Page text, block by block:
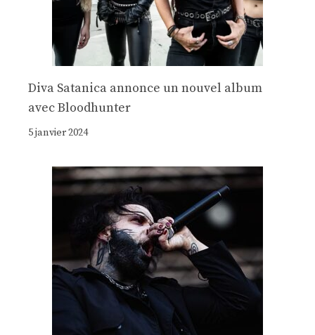
Diva Satanica annonce un nouvel album
avec Bloodhunter
5 janvier 2024